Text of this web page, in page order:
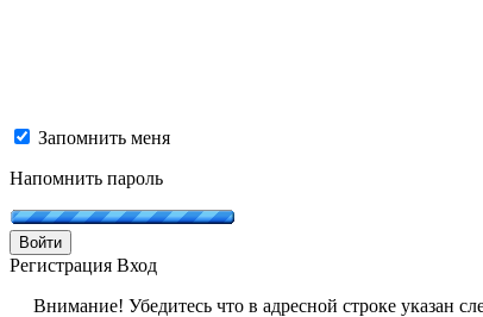
Запомнить меня
Напомнить пароль
Войти
Регистрация Вход
Внимание! Убедитесь что в адресной строке указан